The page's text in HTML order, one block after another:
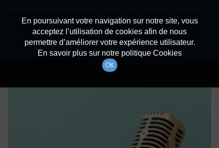
Détails De L'épisode
à 5h59
En poursuivant votre navigation sur notre site, vous
acceptez l’utilisation de cookies afin de nous
permettre d’améliorer votre expérience utilisateur.
En savoir plus sur notre politique Cookies
OK
dessous pour l'installer.
Non merci Télécharger l'application